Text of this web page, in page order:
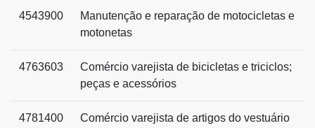
4543900
Manutenção e reparação de motocicletas e
motonetas
4763603
Comércio varejista de bicicletas e triciclos;
peças e acessórios
4781400
Comércio varejista de artigos do vestuário